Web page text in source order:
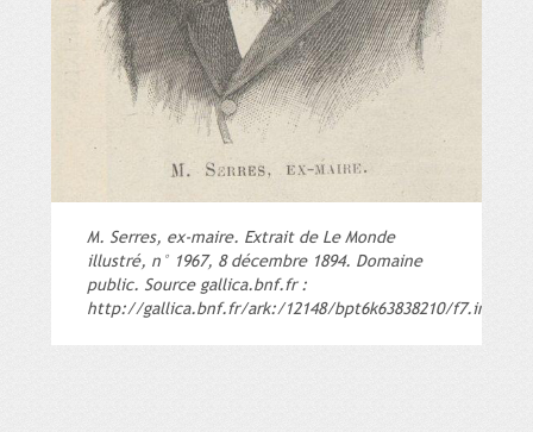
M. Serres, ex-maire. Extrait de Le Monde
illustré, n° 1967, 8 décembre 1894. Domaine
public. Source gallica.bnf.fr :
http://gallica.bnf.fr/ark:/12148/bpt6k63838210/f7.image